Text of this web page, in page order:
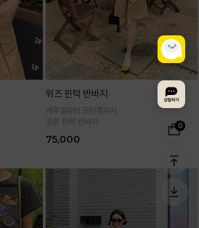
0
위즈 핀턱 반바지
캐주얼부터 모던룩까지
코튼 핀턱 반바지
75,000